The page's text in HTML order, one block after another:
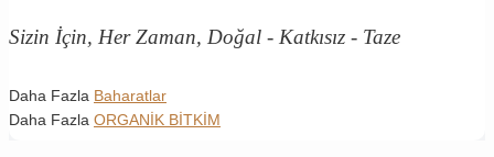
Sizin İçin, Her Zaman, Doğal - Katkısız - Taze
Daha Fazla Baharatlar
Daha Fazla ORGANİK BİTKİM